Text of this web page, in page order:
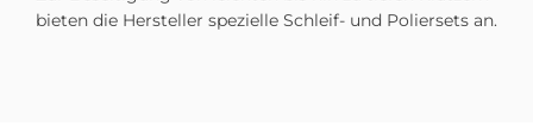
bieten die Hersteller spezielle Schleif- und Poliersets an.